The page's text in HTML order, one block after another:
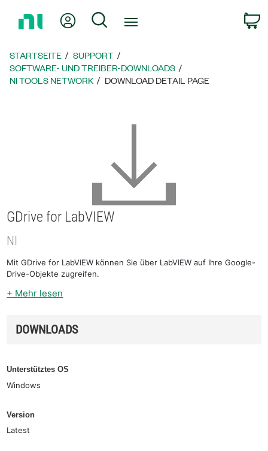
zur
Mein KontoSuche
STARTSEITE
SUPPORT
SOFTWARE- UND TREIBER-DOWNLOADS
NI TOOLS NETWORK
DOWNLOAD DETAIL PAGE
GDrive for LabVIEW
NI
Mit GDrive for LabVIEW können Sie über LabVIEW auf Ihre Google-
Drive-Objekte zugreifen.
+ Mehr lesen
DOWNLOADS
Unterstütztes OS
Windows
Version
Latest